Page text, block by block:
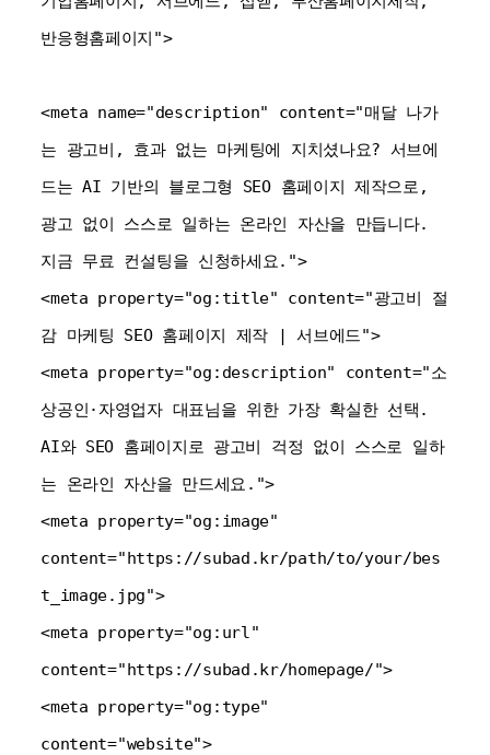
반응형홈페이지">
<meta name="description" content="매달 나가
는 광고비, 효과 없는 마케팅에 지치셨나요? 서브에
드는 AI 기반의 블로그형 SEO 홈페이지 제작으로,
광고 없이 스스로 일하는 온라인 자산을 만듭니다.
지금 무료 컨설팅을 신청하세요.">
<meta property="og:title" content="광고비 절
감 마케팅 SEO 홈페이지 제작 | 서브에드">
<meta property="og:description" content="소
상공인·자영업자 대표님을 위한 가장 확실한 선택.
AI와 SEO 홈페이지로 광고비 걱정 없이 스스로 일하
는 온라인 자산을 만드세요.">
<meta property="og:image"
content="https://subad.kr/path/to/your/bes
t_image.jpg">
<meta property="og:url"
content="https://subad.kr/homepage/">
<meta property="og:type"
content="website">